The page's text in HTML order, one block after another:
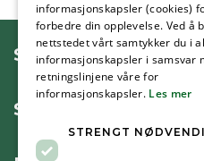
SNAKK MED OSS
SKRIV TIL OSS
informasjonskapsler (cookies)
forbedre din opplevelse. Ved å
nettstedet vårt samtykker du i
informasjonskapsler i samsvar
retningslinjene våre for
informasjonskapsler. Les mer
STRENGT